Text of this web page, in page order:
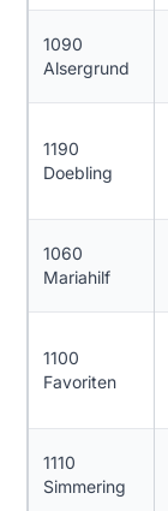
1090
Alsergrund
1190
Doebling
1060
Mariahilf
1100
Favoriten
1110
Simmering